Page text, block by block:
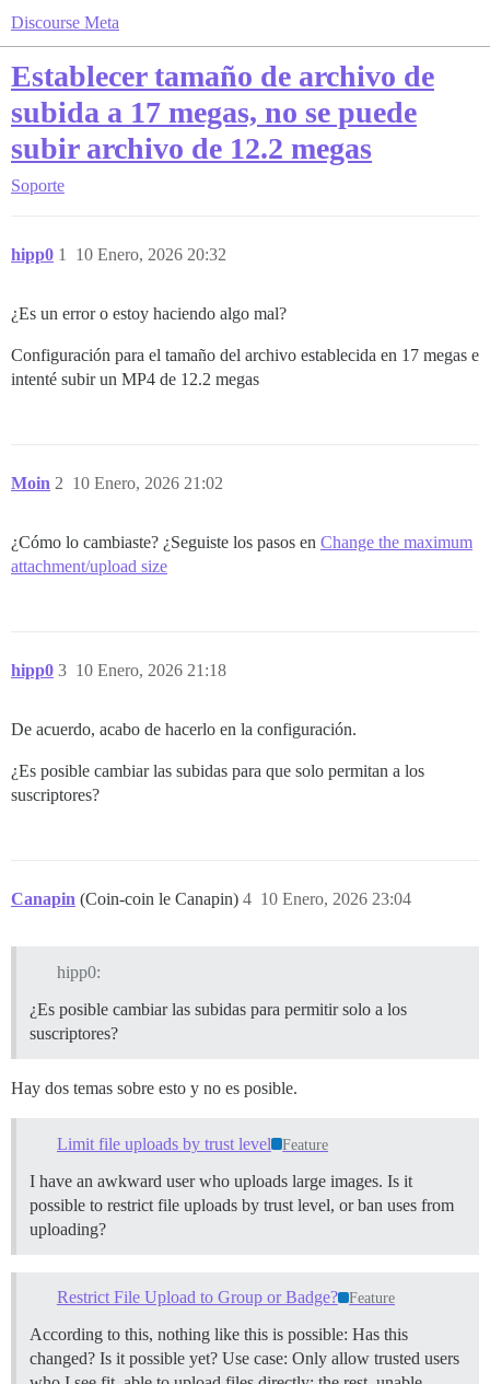
Discourse Meta
Establecer tamaño de archivo de
subida a 17 megas, no se puede
subir archivo de 12.2 megas
Soporte
hipp0 10 Enero, 2026 20:32
1
¿Es un error o estoy haciendo algo mal?
Configuración para el tamaño del archivo establecida en 17 megas e
intenté subir un MP4 de 12.2 megas
Moin 10 Enero, 2026 21:02
2
¿Cómo lo cambiaste? ¿Seguiste los pasos en Change the maximum
attachment/upload size
hipp0 10 Enero, 2026 21:18
3
De acuerdo, acabo de hacerlo en la configuración.
¿Es posible cambiar las subidas para que solo permitan a los
suscriptores?
Canapin (Coin-coin le Canapin) 10 Enero, 2026 23:04
4
hipp0:
¿Es posible cambiar las subidas para permitir solo a los
suscriptores?
Hay dos temas sobre esto y no es posible.
Limit file uploads by trust level Feature
I have an awkward user who uploads large images. Is it
possible to restrict file uploads by trust level, or ban uses from
uploading?
Restrict File Upload to Group or Badge? Feature
According to this, nothing like this is possible: Has this
changed? Is it possible yet? Use case: Only allow trusted users